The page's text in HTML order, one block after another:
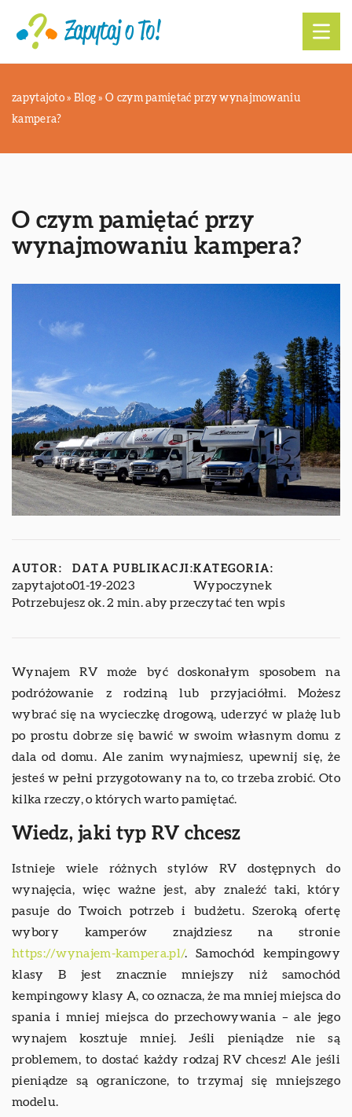
zapytajoto » Blog »O czym pamiętać przy wynajmowaniu
kampera?
O czym pamiętać przy
wynajmowaniu kampera?
AUTOR:
zapytajoto
DATA PUBLIKACJI:
01-19-2023
KATEGORIA:
Wypoczynek
Potrzebujesz ok. 2 min. aby przeczytać ten wpis
Wynajem RV może być doskonałym sposobem na
podróżowanie z rodziną lub przyjaciółmi. Możesz
wybrać się na wycieczkę drogową, uderzyć w plażę lub
po prostu dobrze się bawić w swoim własnym domu z
dala od domu. Ale zanim wynajmiesz, upewnij się, że
jesteś w pełni przygotowany na to, co trzeba zrobić. Oto
kilka rzeczy, o których warto pamiętać.
Wiedz, jaki typ RV chcesz
Istnieje wiele różnych stylów RV dostępnych do
wynajęcia, więc ważne jest, aby znaleźć taki, który
pasuje do Twoich potrzeb i budżetu. Szeroką ofertę
wybory kamperów znajdziesz na stronie
https://wynajem-kampera.pl/. Samochód kempingowy
klasy B jest znacznie mniejszy niż samochód
kempingowy klasy A, co oznacza, że ma mniej miejsca do
spania i mniej miejsca do przechowywania – ale jego
wynajem kosztuje mniej. Jeśli pieniądze nie są
problemem, to dostać każdy rodzaj RV chcesz! Ale jeśli
pieniądze są ograniczone, to trzymaj się mniejszego
modelu.